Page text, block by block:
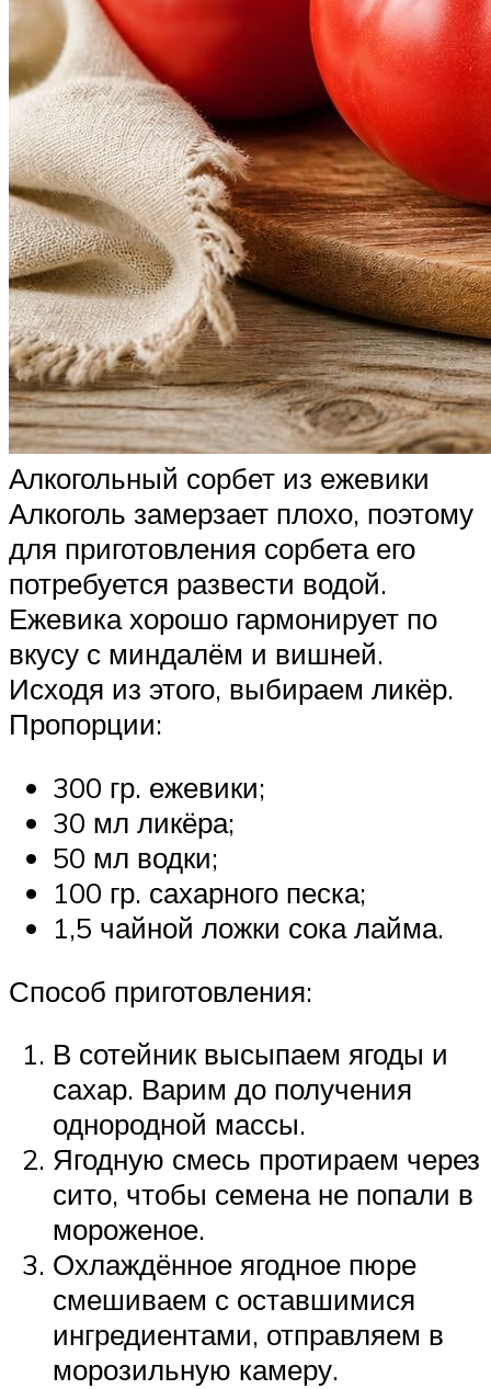
Алкогольный сорбет из ежевики
Алкоголь замерзает плохо, поэтому
для приготовления сорбета его
потребуется развести водой.
Ежевика хорошо гармонирует по
вкусу с миндалём и вишней.
Исходя из этого, выбираем ликёр.
Пропорции:
300 гр. ежевики;
30 мл ликёра;
50 мл водки;
100 гр. сахарного песка;
1,5 чайной ложки сока лайма.
Способ приготовления:
В сотейник высыпаем ягоды и
сахар. Варим до получения
однородной массы.
Ягодную смесь протираем через
сито, чтобы семена не попали в
мороженое.
Охлаждённое ягодное пюре
смешиваем с оставшимися
ингредиентами, отправляем в
морозильную камеру.